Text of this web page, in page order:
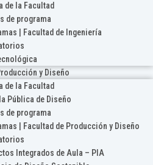
de la Facultad
de programa
| Facultad de Ingeniería
y Diseño
de la Facultad
Pública de Diseño
de programa
| Facultad de Producción y Diseño
Integrados de Aula – PIA